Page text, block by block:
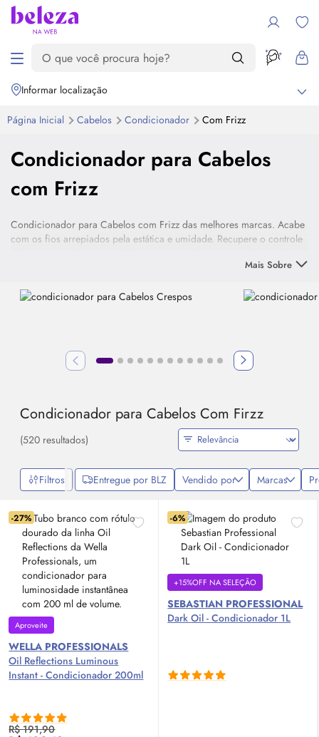
Informar localização
Página Inicial Cabelos Condicionador Com Frizz
Condicionador para Cabelos
com Frizz
Condicionador para Cabelos com Frizz das melhores marcas. Acabe
com os fios arrepiados pela estática e umidade. Recupere o controle
Mais Sobre
Condicionador para Cabelos Com Firzz
(520 resultados)
Filtros Entregue por BLZ Vendido por Marcas
-27%
Aproveite
WELLA PROFESSIONALS
Oil Reflections Luminous
Instant - Condicionador 200ml
R$ 191,90
-6%
+15%OFF NA SELEÇÃO
SEBASTIAN PROFESSIONAL
DarkOil - Condicionador 1L